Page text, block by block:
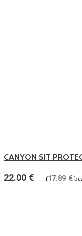
CANYON SIT
22.00 € (17.89 €